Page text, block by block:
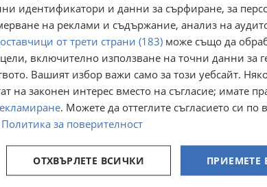
Преглеждания:15 831
☆
Оценка4.4 от 485 гласа.
идентификатори и данни за сърфиране, за
на реклами и съдържание, анализ на
от трети страни (183) може също да
включително използване на точни данни за
Вашият избор важи само за този уебсайт.
на законен интерес вместо на съгласие; имате
. Можете да оттеглите съгласието си по
Политика за поверителност
ПРИЕМЕТЕ
ОТХВЪРЛЕТЕ ВСИЧКИ